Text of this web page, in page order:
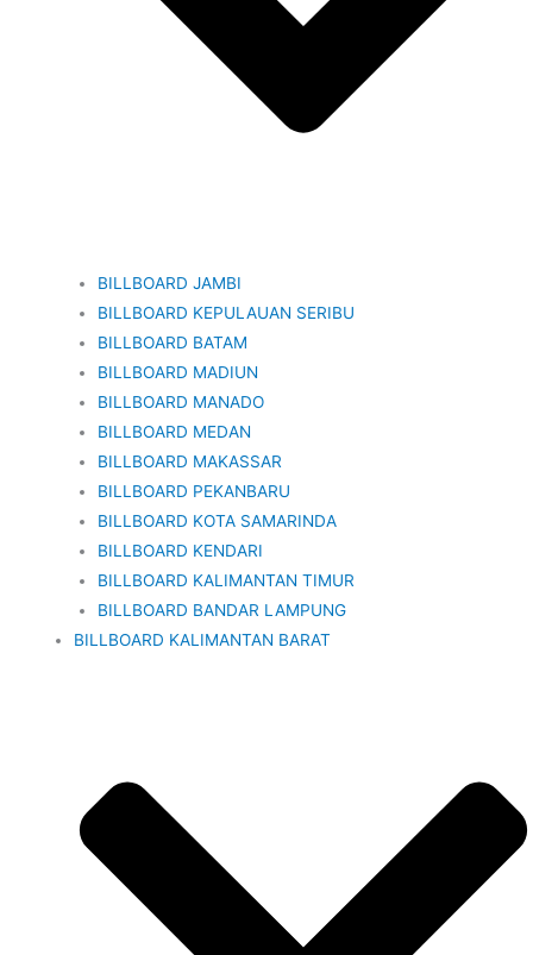
BILLBOARD JAMBI
BILLBOARD KEPULAUAN SERIBU
BILLBOARD BATAM
BILLBOARD MADIUN
BILLBOARD MANADO
BILLBOARD MEDAN
BILLBOARD MAKASSAR
BILLBOARD PEKANBARU
BILLBOARD KOTA SAMARINDA
BILLBOARD KENDARI
BILLBOARD KALIMANTAN TIMUR
BILLBOARD BANDAR LAMPUNG
BILLBOARD KALIMANTAN BARAT